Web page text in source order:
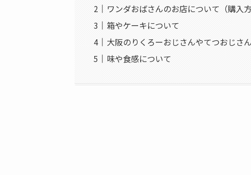
ワンダおばさんのお店について（購入方
箱やケーキについて
大阪のりくろーおじさんやてつおじさ
味や食感について